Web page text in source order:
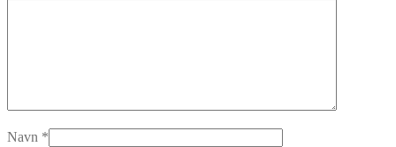
Navn *